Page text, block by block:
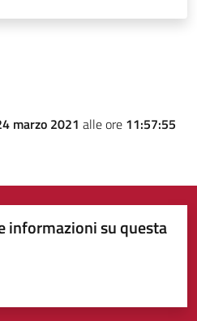
marzo 2021 alle ore 11:57:55
informazioni su questa
su 5
5